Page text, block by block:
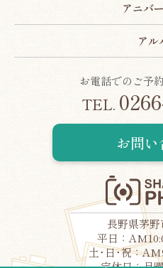
長野県茅野
平日：
土･日･祝：
アニバ
アル
お電話でのご予
TEL.
お問